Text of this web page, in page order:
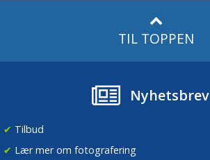
TIL TOPPEN
Nyhetsbrev
✔ Tilbud
✔ Lær mer om fotografering